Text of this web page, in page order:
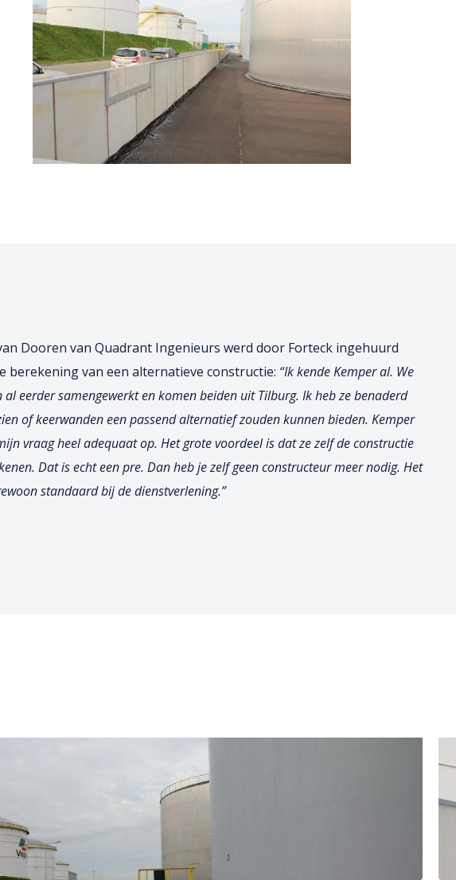
Dooren van Quadrant Ingenieurs werd door Forteck ingehuurd
berekening van een alternatieve constructie: “Ik kende Kemper al. We
al eerder samengewerkt en komen beiden uit Tilburg. Ik heb ze benaderd
of keerwanden een passend alternatief zouden kunnen bieden. Kemper
vraag heel adequaat op. Het grote voordeel is dat ze zelf de constructie
Dat is echt een pre. Dan heb je zelf geen constructeur meer nodig. Het
standaard bij de dienstverlening.”